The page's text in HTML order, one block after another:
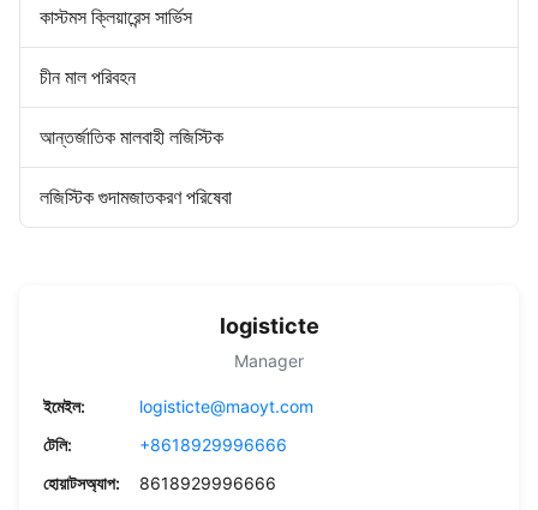
কাস্টমস ক্লিয়ারেন্স সার্ভিস
চীন মাল পরিবহন
আন্তর্জাতিক মালবাহী লজিস্টিক
লজিস্টিক গুদামজাতকরণ পরিষেবা
logisticte
Manager
ইমেইল:
logisticte@maoyt.com
টেলি:
+8618929996666
হোয়াটসঅ্যাপ:
8618929996666